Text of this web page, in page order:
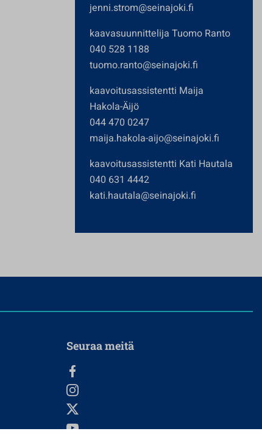
jenni.strom@seinajoki.fi
kaavasuunnittelija Tuomo Ranto
040 528 1188
tuomo.ranto@seinajoki.fi
kaavoitusassistentti Maija
Hakola-Äijö
044 470 0247
maija.hakola-aijo@seinajoki.fi
kaavoitusassistentti Kati Hautala
040 631 4442
kati.hautala@seinajoki.fi
Seuraa meitä